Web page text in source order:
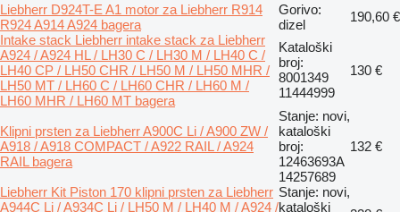
Liebherr D924T-E A1 motor za Liebherr R914
R924 A914 A924 bagera
Gorivo:
dizel
190,60 €
Intake stack Liebherr intake stack za Liebherr
A924 / A924 HL / LH30 C / LH30 M / LH40 C /
LH40 CP / LH50 CHR / LH50 M / LH50 MHR /
LH50 MT / LH60 C / LH60 CHR / LH60 M /
LH60 MHR / LH60 MT bagera
Kataloški
broj:
8001349
11444999
130 €
Klipni prsten za Liebherr A900C Li / A900 ZW /
A918 / A918 COMPACT / A922 RAIL / A924
RAIL bagera
Stanje: novi,
kataloški
broj:
12463693A
14257689
132 €
Liebherr Kit Piston 170 klipni prsten za Liebherr
A944C Li / A934C Li / LH50 M / LH40 M / A924 /
Stanje: novi,
kataloški